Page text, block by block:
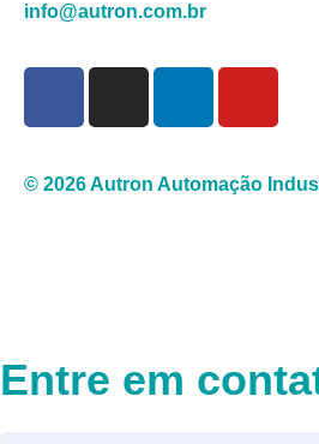
info@autron.com.br
© 2026 Autron Automação
Entre em